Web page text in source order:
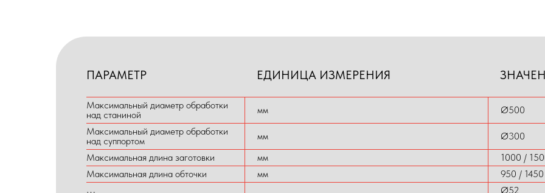
ПАРАМЕТР ЕДИНИЦА ИЗМЕРЕНИЯ
Максимальный диаметр обработки
над станиной
мм
Ø500
Максимальный диаметр обработки
над суппортом
мм
Ø300
Максимальная длина заготовки
мм
1000 /
Максимальная длина обточки
мм
950 /
Ø52